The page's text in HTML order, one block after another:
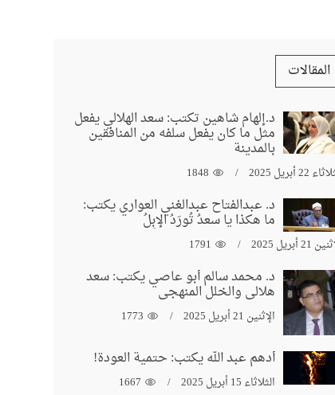
المقالات
د.إلهام شاهين تكتب: سعد الهلالي يفعل
مثل ما كان يفعل سلفه من المنافقين
بالمدينة
22 أبريل 2025 1848
د. عبدالفتاح عبدالغني العواري يكتب:
ما هكذا يا سعدُ تُورَدُ الإبِلُ
أبريل 2025 1791
د. محمد سالم أبو عاصي يكتب: سعد
هلالي والخلل المنهجي
الإثنين 21 أبريل 2025 1773
أدهم عبد الله يكتب: حتمية العودة!
الثلاثاء 15 أبريل 2025 1667